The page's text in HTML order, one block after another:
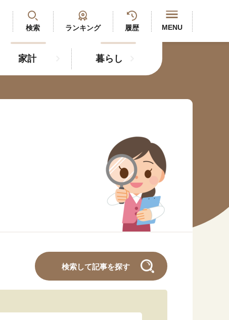
検索
ランキング 履歴 MENU
家計 暮らし
最新記事 閲覧履歴
人気#タグ「5選」
#ねんきんAtoZ検索して記事を探す